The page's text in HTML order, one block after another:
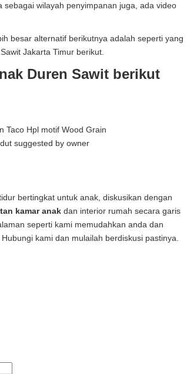
wilayah penyimpanan juga, ada video
besar alternatif berikutnya adalah seperti yang
Jakarta Timur berikut.
Duren Sawit berikut
Taco Hpl motif Wood Grain
suggested by owner
bertingkat untuk anak, diskusikan dengan
kamar anakdan interior rumah secara garis
seperti kami memudahkan anda dan
kami dan mulailah berdiskusi pastinya.